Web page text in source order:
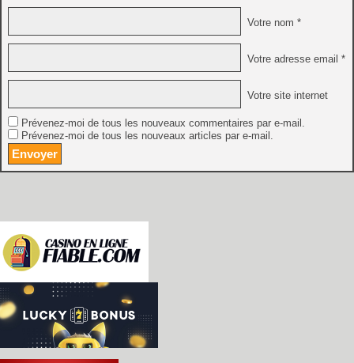
Votre nom *
Votre adresse email *
Votre site internet
Prévenez-moi de tous les nouveaux commentaires par e-mail.
Prévenez-moi de tous les nouveaux articles par e-mail.